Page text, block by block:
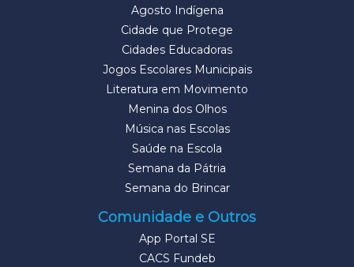
Agosto Indígena
Cidade que Protege
Cidades Educadoras
Jogos Escolares Municipais
Literatura em Movimento
Menina dos Olhos
Música nas Escolas
Saúde na Escola
Semana da Pátria
Semana do Brincar
Comunidade e Outros
App Portal SE
CACS Fundeb